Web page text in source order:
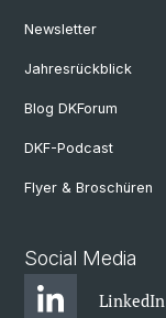
Newsletter
Jahresrückblick
Blog DKForum
DKF-Podcast
Flyer & Broschüren
Social Media
LinkedIn